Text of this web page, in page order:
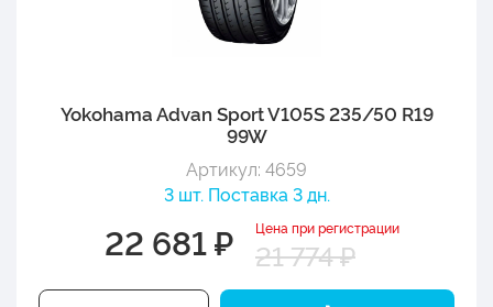
Yokohama Advan Sport V105S 235/50 R19
99W
Артикул: 4659
3 шт. Поставка 3 дн.
22 681 ₽ Цена при регистрации
21 774 ₽